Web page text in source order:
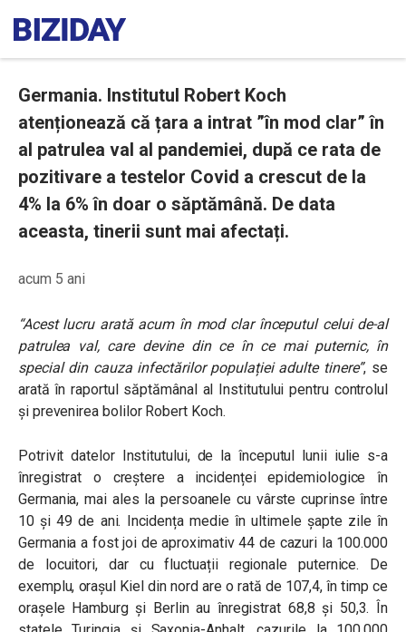
Germania. Institutul Robert Koch
atenționează că țara a intrat ”în mod clar” în
al patrulea val al pandemiei, după ce rata de
pozitivare a testelor Covid a crescut de la
4% la 6% în doar o săptămână. De data
aceasta, tinerii sunt mai afectați.
acum 5 ani
“Acest lucru arată acum în mod clar începutul celui de-al
patrulea val, care devine din ce în ce mai puternic, în
special din cauza infectărilor populației adulte tinere”, se
arată în raportul săptămânal al Institutului pentru controlul
și prevenirea bolilor Robert Koch.
Potrivit datelor Institutului, de la începutul lunii iulie s-a
înregistrat o creștere a incidenței epidemiologice în
Germania, mai ales la persoanele cu vârste cuprinse între
10 și 49 de ani. Incidența medie în ultimele șapte zile în
Germania a fost joi de aproximativ 44 de cazuri la 100.000
de locuitori, dar cu fluctuații regionale puternice. De
exemplu, orașul Kiel din nord are o rată de 107,4, în timp ce
orașele Hamburg și Berlin au înregistrat 68,8 și 50,3. În